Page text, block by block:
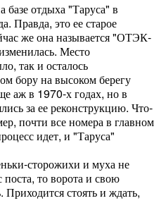
базе отдыха "Таруса" в
Правда, это ее старое
же она называется "ОТЭК-
Место
так и осталось
бору на высоком берегу
аж в 1970-х годах, но в
за ее реконструкцию. Что-
почти все номера в главном
идет, и "Таруса"
сторожихи и муха не
поста, то ворота и свою
Приходится стоять и ждать,